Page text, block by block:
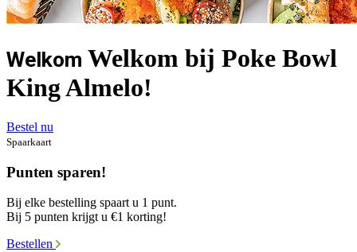
Welkom Welkom bij Poke Bowl
King Almelo!
Bestel nu
Spaarkaart
Punten sparen!
Bij elke bestelling spaart u 1 punt.
Bij 5 punten krijgt u €1 korting!
Bestellen